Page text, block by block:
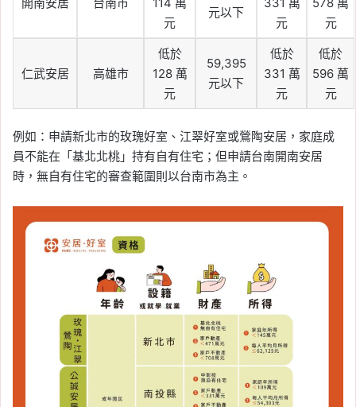
元
元以下
元
元
仁武安居 高雄市
低於
128 萬
元
59,395
元以下
低於
331 萬
元
低於
596 萬
元
例如：申請新北市的玫瑰好室、江翠好室或鶯陶安居，家庭成
員不能在「基北北桃」持有自有住宅；但申請台南開南安居
時，無自有住宅的審查範圍則以台南市為主。